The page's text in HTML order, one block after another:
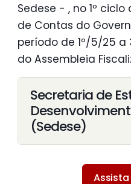
Sedese - , no 1º
de Contas do
período de 1º/5/25
do Assembleia
Secretaria de
(Sedese)